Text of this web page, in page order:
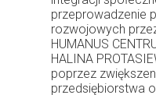
przeprowadzenie
rozwojowych
HUMANUS
HALINA
poprzez
przedsiębiorstwa